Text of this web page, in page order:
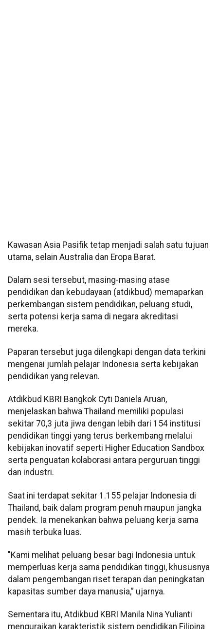
Kawasan Asia Pasifik tetap menjadi salah satu tujuan
utama, selain Australia dan Eropa Barat.
Dalam sesi tersebut, masing-masing atase
pendidikan dan kebudayaan (atdikbud) memaparkan
perkembangan sistem pendidikan, peluang studi,
serta potensi kerja sama di negara akreditasi
mereka.
Paparan tersebut juga dilengkapi dengan data terkini
mengenai jumlah pelajar Indonesia serta kebijakan
pendidikan yang relevan.
Atdikbud KBRI Bangkok Cyti Daniela Aruan,
menjelaskan bahwa Thailand memiliki populasi
sekitar 70,3 juta jiwa dengan lebih dari 154 institusi
pendidikan tinggi yang terus berkembang melalui
kebijakan inovatif seperti Higher Education Sandbox
serta penguatan kolaborasi antara perguruan tinggi
dan industri.
Saat ini terdapat sekitar 1.155 pelajar Indonesia di
Thailand, baik dalam program penuh maupun jangka
pendek. Ia menekankan bahwa peluang kerja sama
masih terbuka luas.
"Kami melihat peluang besar bagi Indonesia untuk
memperluas kerja sama pendidikan tinggi, khususnya
dalam pengembangan riset terapan dan peningkatan
kapasitas sumber daya manusia,” ujarnya.
Sementara itu, Atdikbud KBRI Manila Nina Yulianti
menguraikan karakteristik sistem pendidikan Filipina